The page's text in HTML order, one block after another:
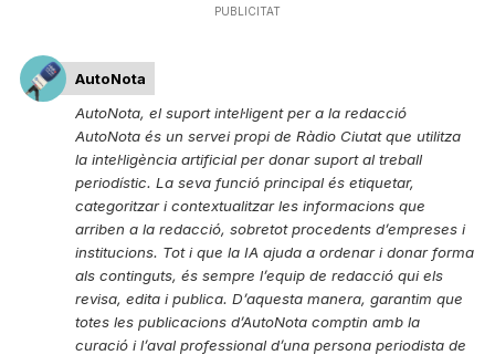
PUBLICITAT
AutoNota
AutoNota, el suport intel·ligent per a la redacció
AutoNota és un servei propi de Ràdio Ciutat que utilitza
la intel·ligència artificial per donar suport al treball
periodístic. La seva funció principal és etiquetar,
categoritzar i contextualitzar les informacions que
arriben a la redacció, sobretot procedents d’empreses i
institucions. Tot i que la IA ajuda a ordenar i donar forma
als continguts, és sempre l’equip de redacció qui els
revisa, edita i publica. D’aquesta manera, garantim que
totes les publicacions d’AutoNota comptin amb la
curació i l’aval professional d’una persona periodista de